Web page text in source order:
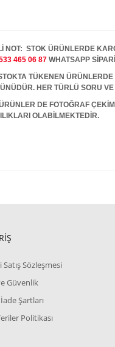
NOT: STOK ÜRÜNLERDE
465 06 87 WHATSAPP
TÜKENEN ÜRÜNLERDE
HER TÜRLÜ SORU
DE FOTOĞRAF
OLABİLMEKTEDİR.
Satış Sözleşmesi
Güvenlik
Şartları
Politikası